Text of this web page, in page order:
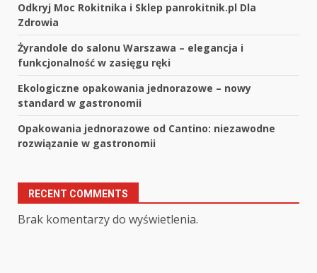
Odkryj Moc Rokitnika i Sklep panrokitnik.pl Dla
Zdrowia
Żyrandole do salonu Warszawa – elegancja i
funkcjonalność w zasięgu ręki
Ekologiczne opakowania jednorazowe – nowy
standard w gastronomii
Opakowania jednorazowe od Cantino: niezawodne
rozwiązanie w gastronomii
RECENT COMMENTS
Brak komentarzy do wyświetlenia.